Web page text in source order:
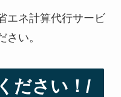
エネ計算代行サービ
さい。
ださい！/